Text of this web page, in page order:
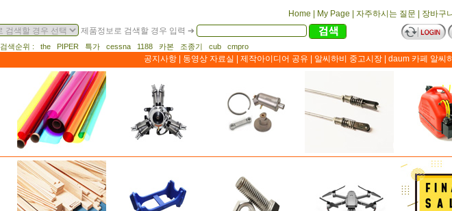
Home My Page 자주하시는 질문
장바구
제품정보로 검색할 경우 입력 ➔
검색순위 : the PIPER 특가 cessna 1188 카본 조종기 cub cmpro
공지사항 동영상 자료실 제작아이디어 공유 알씨하비 중고시장 daum 카페 알씨